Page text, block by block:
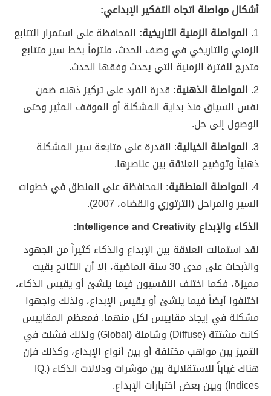
أشكال مواصلة اتجاه التفكير الإبداعي:
1. المواصلة الزمنية التاريخية: المحافظة على استمرار التتابع
الزمني والتاريخي في وصف الحدث، ملتزماً بخط سير متتابع
متدرج للفترة الزمنية التي يحدث وفقها الحدث.
2. المواصلة الذهنية: قدرة الفرد على تركيز ذهنه ضمن
نفس السياق منذ بداية المشكلة أو الموقف المثير وحتى
الوصول إلى حل.
3. المواصلة الخيالية: القدرة على متابعة سير المشكلة
ذهنياً وتوضيح العلاقة بين عناصرها.
4. المواصلة المنطقية: المحافظة على المنطق في خطوات
السير والمراحل (الترتوري والقضاه، 2007).
الذكاء والإبداع Intelligence and Creativity:
لقد استمالت العلاقة بين الإبداع والذكاء كثيراً من الجهود
والأبحاث على مدى 30 سنة الماضية، إلا أن النتائج بقيت
مميزة، فكما اختلف النفسيون فيما ينشئ أو يقيس الذكاء،
اختلفوا أيضاً فيما ينشئ أو يقيس الإبداع، ولذلك واجهوا
مشكلة في إيجاد مقاييس لكل منهما. فمعظم المقاييس
كانت مشتتة (Diffuse) وشاملة (Global) ولذلك فشلت في
التميز بين مواهب مختلفة أو بين أنواع الإبداع، وكذلك فإن
هناك غياباً للاستقلالية بين مؤشرات ودلالات الذكاء (IQ.
Indices) وبين بعض اختبارات الإبداع.